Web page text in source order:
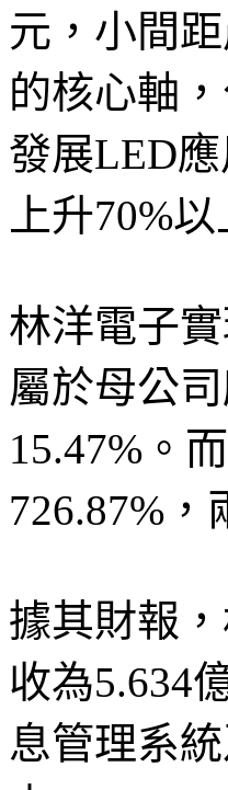
元，小間
的核心軸
發展LED
上升70%以
林洋電子
屬於母公
15.47%。
726.87%
據其財報
收為5.634
息管理系